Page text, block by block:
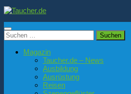
Suchen
nach:
Magazin
Taucher.de – News
Ausbildung
Ausrüstung
Reisen